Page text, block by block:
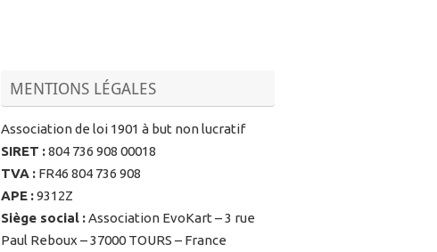
MENTIONS LÉGALES
Association de loi 1901 à but non lucratif
SIRET :804 736 908 00018
TVA : FR46 804 736 908
APE :9312Z
Siège social :Association EvoKart – 3 rue
Paul Reboux – 37000 TOURS – France